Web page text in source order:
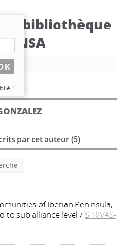
la bibliothèque
par cet auteur (5)
of Iberian Peninsula,
to sub alliance level / S. RIVAS-
?